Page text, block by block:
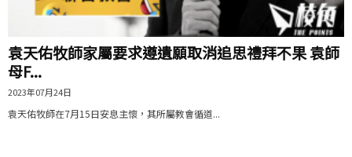
袁天佑牧師家屬要求遵遺願取消追思禮拜不果 袁師
母F...
2023年07月24日
袁天佑牧師在7月15日安息主懷，其所屬教會循道...